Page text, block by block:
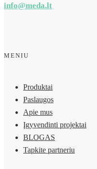
info@meda.lt
MENIU
Produktai
Paslaugos
Apie mus
Įgyvendinti projektai
BLOGAS
Tapkite partneriu